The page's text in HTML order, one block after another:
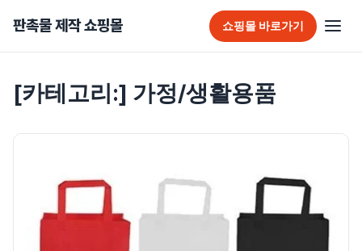
판촉물 제작 쇼핑몰
가정/생활용품
감염예방용품
쇼핑몰 바로가기
[카테고리:] 가정/생활용품